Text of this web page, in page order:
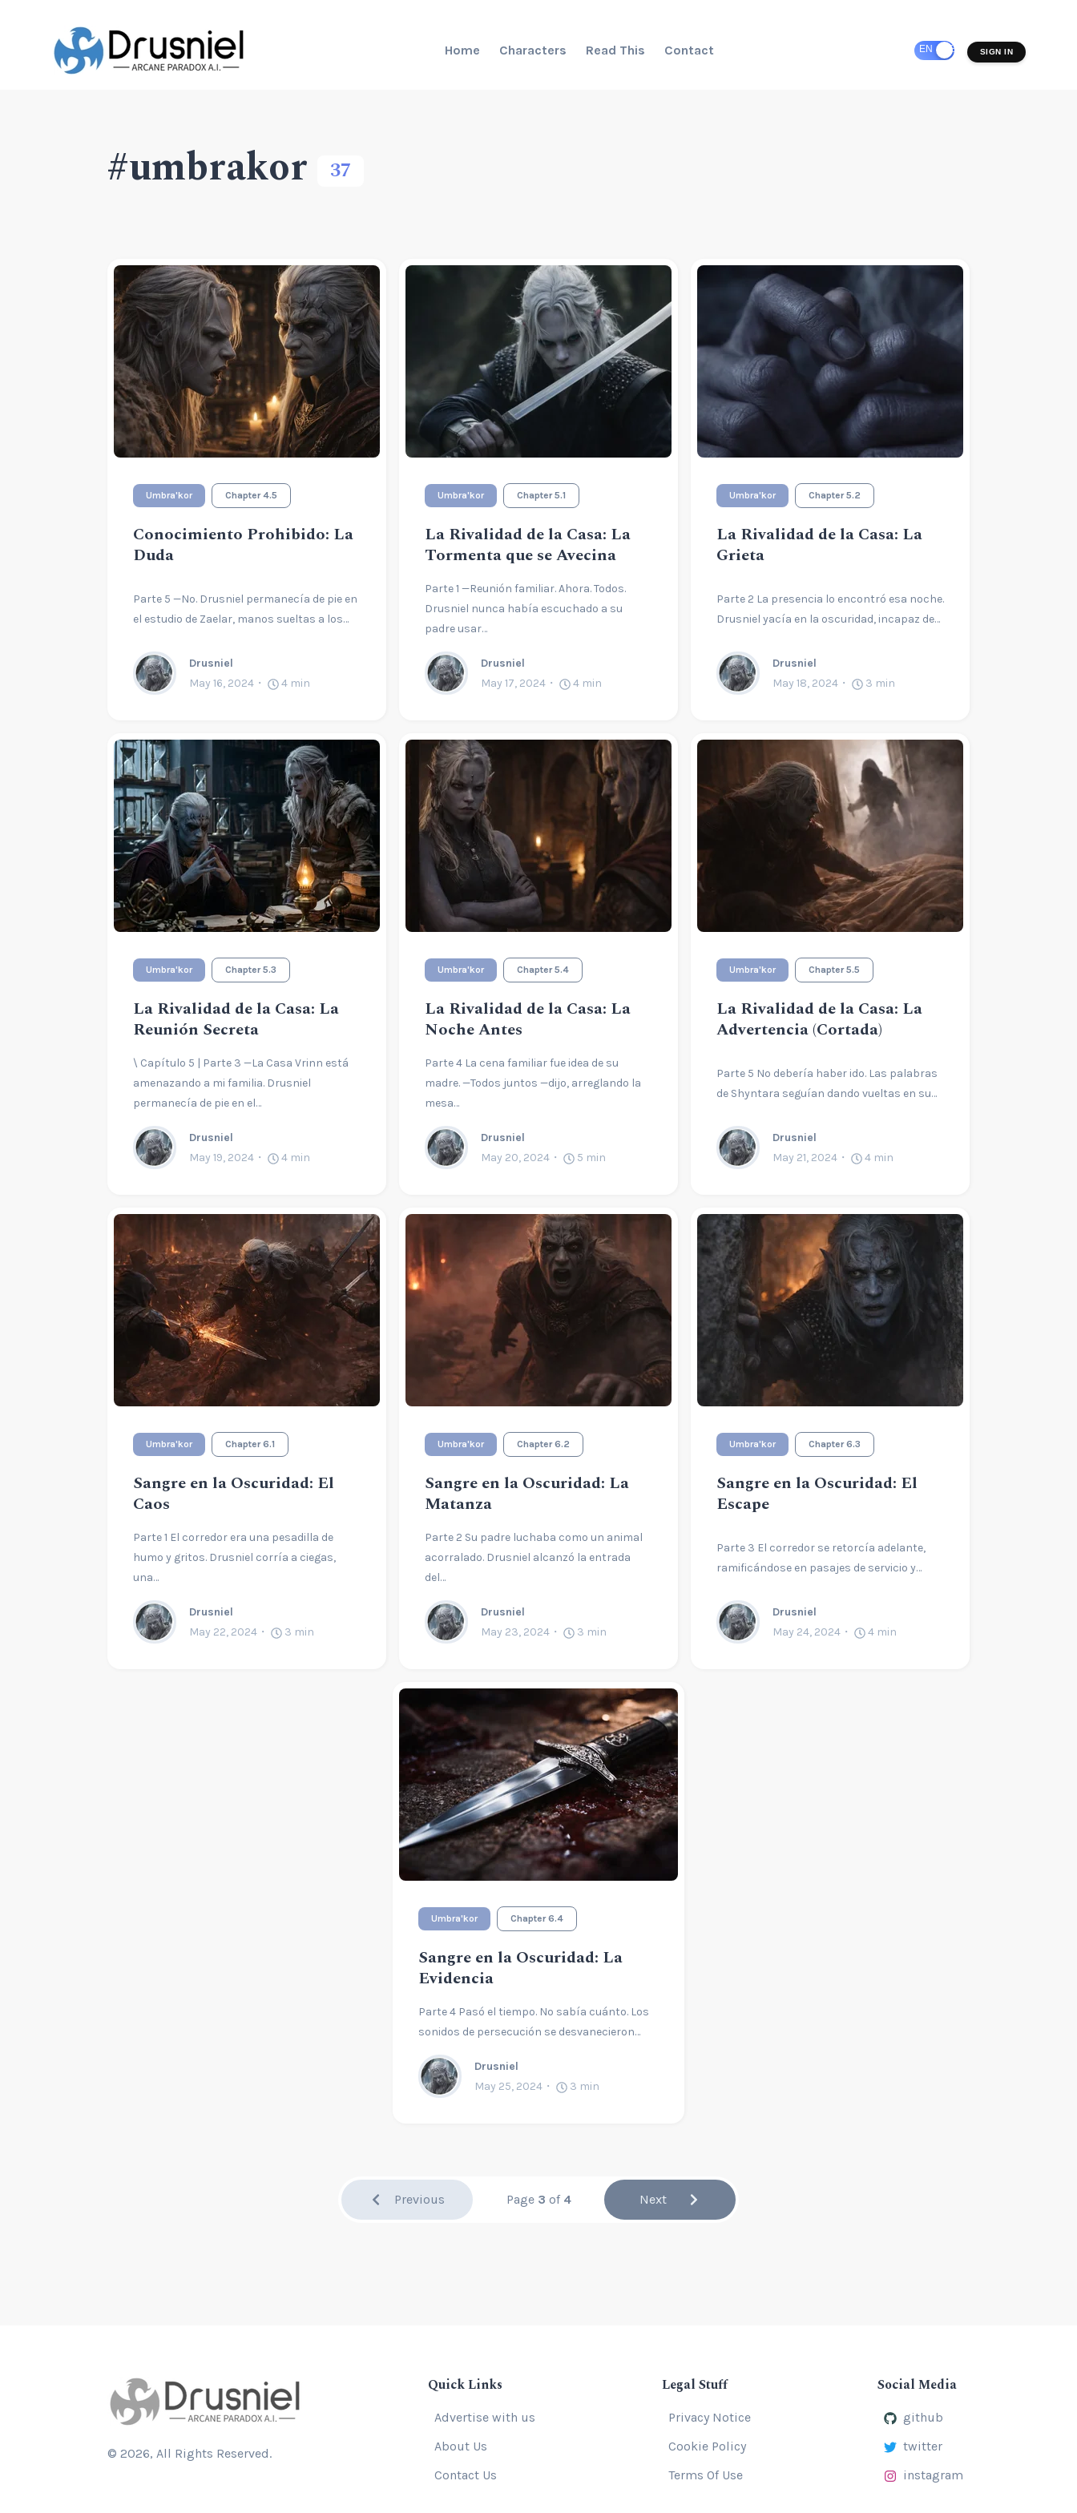
Home Characters Read This Contact EN ES SIGN IN
#umbrakor 37
Umbra'kor Chapter 4.5
Conocimiento Prohibido: La
Duda
Parte 5 —No. Drusniel permanecía de pie en
el estudio de Zaelar, manos sueltas a los…
Drusniel
May 16, 2024
4 min
Umbra'kor Chapter 5.1
La Rivalidad de la Casa: La
Tormenta que se Avecina
Parte 1 —Reunión familiar. Ahora. Todos.
Drusniel nunca había escuchado a su
padre usar…
Drusniel
May 17, 2024
4 min
Umbra'kor Chapter 5.2
La Rivalidad de la Casa: La
Grieta
Parte 2 La presencia lo encontró esa noche.
Drusniel yacía en la oscuridad, incapaz de…
Drusniel
May 18, 2024
3 min
Umbra'kor Chapter 5.3
La Rivalidad de la Casa: La
Reunión Secreta
\ Capítulo 5 | Parte 3 —La Casa Vrinn está
amenazando a mi familia. Drusniel
permanecía de pie en el…
Drusniel
May 19, 2024
4 min
Umbra'kor Chapter 5.4
La Rivalidad de la Casa: La
Noche Antes
Parte 4 La cena familiar fue idea de su
madre. —Todos juntos —dijo, arreglando la
mesa…
Drusniel
May 20, 2024
5 min
Umbra'kor Chapter 5.5
La Rivalidad de la Casa: La
Advertencia (Cortada)
Parte 5 No debería haber ido. Las palabras
de Shyntara seguían dando vueltas en su…
Drusniel
May 21, 2024
4 min
Umbra'kor Chapter 6.1
Sangre en la Oscuridad: El
Caos
Parte 1 El corredor era una pesadilla de
humo y gritos. Drusniel corría a ciegas,
una…
Drusniel
May 22, 2024
3 min
Umbra'kor Chapter 6.2
Sangre en la Oscuridad: La
Matanza
Parte 2 Su padre luchaba como un animal
acorralado. Drusniel alcanzó la entrada
del…
Drusniel
May 23, 2024
3 min
Umbra'kor Chapter 6.3
Sangre en la Oscuridad: El
Escape
Parte 3 El corredor se retorcía adelante,
ramificándose en pasajes de servicio y…
Drusniel
May 24, 2024
4 min
Umbra'kor Chapter 6.4
Sangre en la Oscuridad: La
Evidencia
Parte 4 Pasó el tiempo. No sabía cuánto. Los
sonidos de persecución se desvanecieron…
Drusniel
May 25, 2024
3 min
Previous Page 3 of 4 Next
© 2026, All Rights Reserved.
Quick Links
Advertise with us
About Us
Contact Us
Legal Stuff
Privacy Notice
Cookie Policy
Terms Of Use
Social Media
github
twitter
instagram